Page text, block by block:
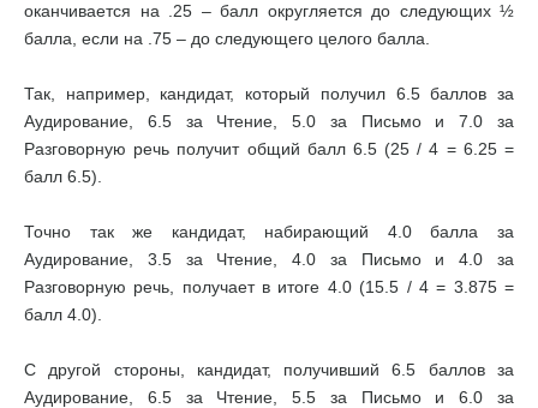
оканчивается на .25 – балл округляется до следующих ½
балла, если на .75 – до следующего целого балла.
Так, например, кандидат, который получил 6.5 баллов за
Аудирование, 6.5 за Чтение, 5.0 за Письмо и 7.0 за
Разговорную речь получит общий балл 6.5 (25 / 4 = 6.25 =
балл 6.5).
Точно так же кандидат, набирающий 4.0 балла за
Аудирование, 3.5 за Чтение, 4.0 за Письмо и 4.0 за
Разговорную речь, получает в итоге 4.0 (15.5 / 4 = 3.875 =
балл 4.0).
С другой стороны, кандидат, получивший 6.5 баллов за
Аудирование, 6.5 за Чтение, 5.5 за Письмо и 6.0 за